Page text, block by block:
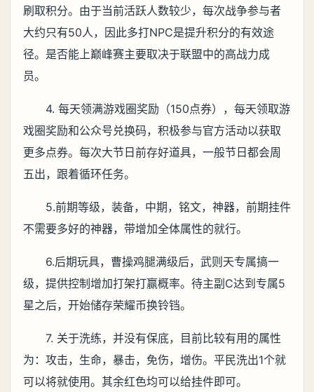
刷取积分。由于当前活跃人数较少，每次战争参与者
大约只有50人，因此多打NPC是提升积分的有效途
径。是否能上巅峰赛主要取决于联盟中的高战力成
员。
4. 每天领满游戏圈奖励（150点券），每天领取游
戏圈奖励和公众号兑换码，积极参与官方活动以获取
更多点券。每次大节日前存好道具，一般节日都会周
五出，跟着循环任务。
5.前期等级，装备，中期，铭文，神器，前期挂件
不需要多好的神器，带增加全体属性的就行。
6.后期玩具，曹操鸡腿满级后，武则天专属搞一
级，提供控制增加打架打赢概率。待主副C达到专属5
星之后，开始储存荣耀币换铃铛。
7. 关于洗练，并没有保底，目前比较有用的属性
为：攻击，生命，暴击，免伤，增伤。平民洗出1个就
可以将就使用。其余红色均可以给挂件即可。